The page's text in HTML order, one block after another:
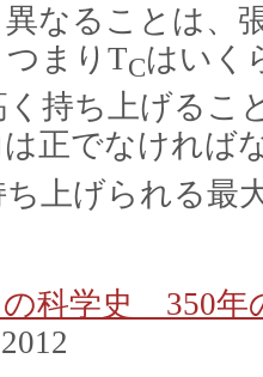
なることは、
まりTCはいく
持ち上げるこ
正でなければ
上げられる最
科学史 350年